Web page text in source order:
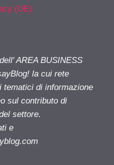
(UE)
AREA BUSINESS
la cui rete
tematici di informazione
sul contributo di
settore.
e